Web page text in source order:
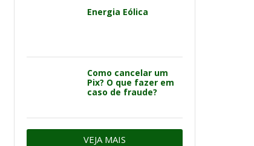
Energia Eólica
Como cancelar um
Pix? O que fazer em
caso de fraude?
VEJA MAIS